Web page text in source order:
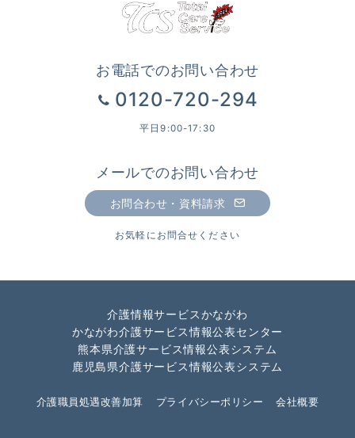
お電話でのお問い合わせ
0120-720-294
平日9:00-17:30
メールでのお問い合わせ
お問合わせ・資料請求
お気軽にお問合せください
介護情報サービスかながわ
かながわ介護サービス情報公表センター
熊本県介護サービス情報公表システム
鹿児島県介護サービス情報公表システム
介護職員処遇改善加算 プライバシーポリシー 会社概要